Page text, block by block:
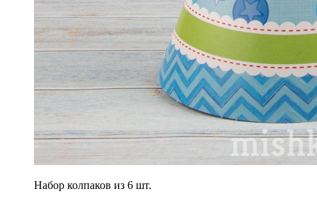
Набор колпаков из 6 шт.